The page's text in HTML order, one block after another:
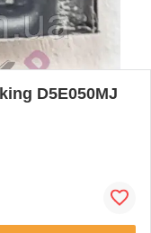
D5E050MJ